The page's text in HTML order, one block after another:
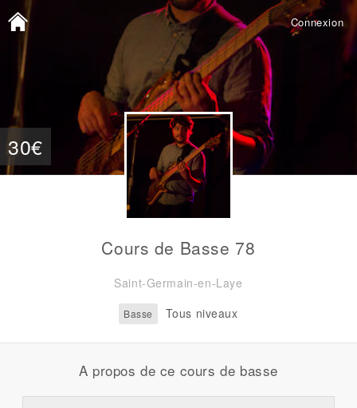
Connexion
30€
Cours de Basse 78
Saint-Germain-en-Laye
Basse Tous niveaux
A propos de ce cours de basse